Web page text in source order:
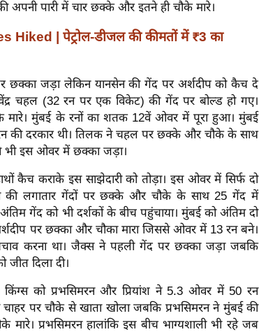
अपनी पारी में चार छक्के और इतने ही चौके मारे।
| पेट्रोल-डीजल की कीमतों में ₹3 का
छक्का जड़ा लेकिन यानसेन की गेंद पर अर्शदीप को कैच दे
चहल (32 रन पर एक विकेट) की गेंद पर बोल्ड हो गए।
मारे। मुंबई के रनों का शतक 12वें ओवर में पूरा हुआ। मुंबई
की दरकार थी। तिलक ने चहल पर छक्के और चौके के साथ
भी इस ओवर में छक्का जड़ा।
कैच कराके इस साझेदारी को तोड़ा। इस ओवर में सिर्फ दो
लगातार गेंदों पर छक्के और चौके के साथ 25 गेंद में
गेंद को भी दर्शकों के बीच पहुंचाया। मुंबई को अंतिम दो
पर छक्का और चौका मारा जिससे ओवर में 13 रन बने।
करना था। जैक्स ने पहली गेंद पर छक्का जड़ा जबकि
दिला दी।
को प्रभसिमरन और प्रियांश ने 5.3 ओवर में 50 रन
चाहर पर चौके से खाता खोला जबकि प्रभसिमरन ने मुंबई की
मारे। प्रभसिमरन हालांकि इस बीच भाग्यशाली भी रहे जब